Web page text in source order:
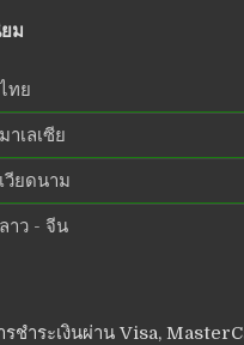
ม
ทย
าเลเซีย
วียดนาม
าว - จีน
รชำระเงินผ่าน Visa,